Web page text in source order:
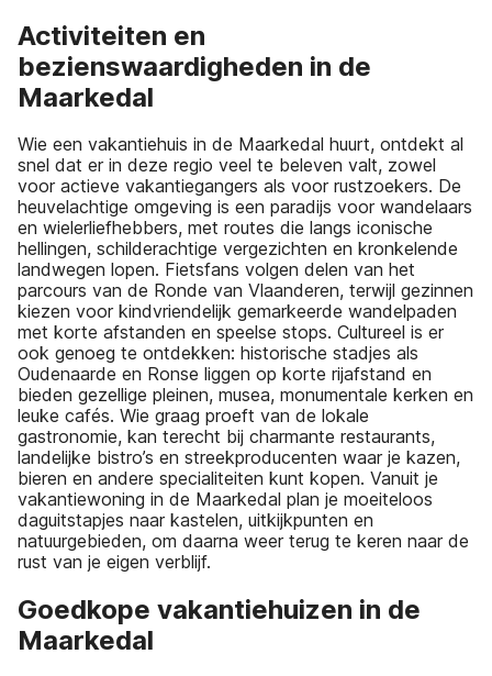
Activiteiten en
bezienswaardigheden in de
Maarkedal
Wie een vakantiehuis in de Maarkedal huurt, ontdekt al
snel dat er in deze regio veel te beleven valt, zowel
voor actieve vakantiegangers als voor rustzoekers. De
heuvelachtige omgeving is een paradijs voor wandelaars
en wielerliefhebbers, met routes die langs iconische
hellingen, schilderachtige vergezichten en kronkelende
landwegen lopen. Fietsfans volgen delen van het
parcours van de Ronde van Vlaanderen, terwijl gezinnen
kiezen voor kindvriendelijk gemarkeerde wandelpaden
met korte afstanden en speelse stops. Cultureel is er
ook genoeg te ontdekken: historische stadjes als
Oudenaarde en Ronse liggen op korte rijafstand en
bieden gezellige pleinen, musea, monumentale kerken en
leuke cafés. Wie graag proeft van de lokale
gastronomie, kan terecht bij charmante restaurants,
landelijke bistro’s en streekproducenten waar je kazen,
bieren en andere specialiteiten kunt kopen. Vanuit je
vakantiewoning in de Maarkedal plan je moeiteloos
daguitstapjes naar kastelen, uitkijkpunten en
natuurgebieden, om daarna weer terug te keren naar de
rust van je eigen verblijf.
Goedkope vakantiehuizen in de
Maarkedal